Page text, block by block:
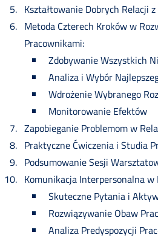
Kształtowanie Dobrych Relacji
Metoda Czterech Kroków w
Pracownikami:
Zdobywanie Wszystkich
Analiza i Wybór
Wdrożenie Wybranego
Monitorowanie Efektów
Zapobieganie Problemom w
Praktyczne Ćwiczenia i Studia
Podsumowanie Sesji
Komunikacja Interpersonalna w
Skuteczne Pytania i
Rozwiązywanie Obaw
Analiza Predyspozycji